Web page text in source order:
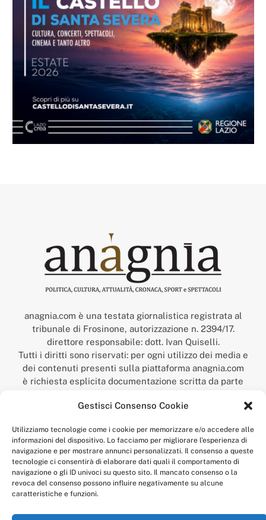
Gestisci Consenso Cookie
Utilizziamo tecnologie come i cookie per memorizzare e/o accedere alle
informazioni del dispositivo. Lo facciamo per migliorare l'esperienza di
navigazione e per mostrare annunci personalizzati. Il consenso a queste
tecnologie ci consentirà di elaborare dati quali il comportamento di
navigazione o gli ID univoci su questo sito. Il mancato consenso o la
revoca del consenso possono influire negativamente su alcune
caratteristiche e funzioni.
anagnia.com è una testata giornalistica registrata al
tribunale di Frosinone, autorizzazione n. 2394/17.
direttore responsabile: dott. Ivan Quiselli.
Tutti i diritti sono riservati: per ogni utilizzo dei media e
dei contenuti presenti sulla piattaforma anagnia.com
è richiesta esplicita documentazione scritta da parte
“Anagnia” è un marchio registrato presso l’Ufficio Italiano
Economico,
num. registrazione: 302017000014044 del 9 febbraio 2017.
Per contatti:redazione@anagnia.com